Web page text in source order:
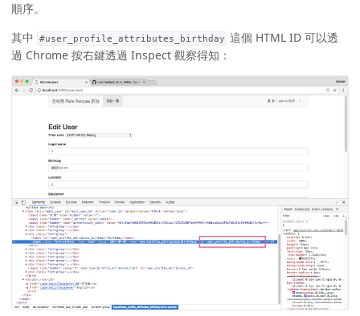
順序。
其中
#user_profile_attributes_birthday 這個 HTML ID 可以透
過 Chrome 按右鍵透過 Inspect 觀察得知：